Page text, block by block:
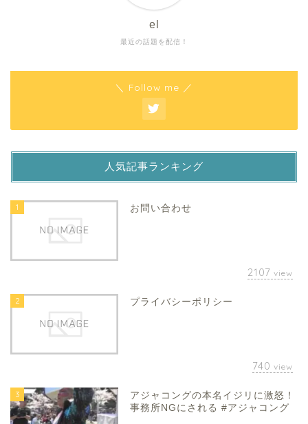
最近の話題を配信！
el
＼ Follow me ／
人気記事ランキング
1 お問い合わせ
2107 view
2 プライバシーポリシー
740 view
3
アジャコングの本名イジリに激怒！
事務所NGにされる #アジャコング